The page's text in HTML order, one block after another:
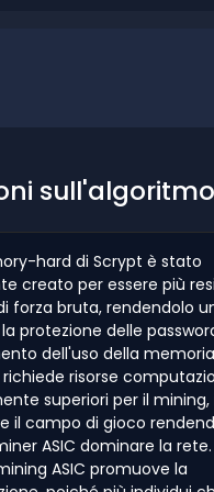
hard di Scrypt è stato
creato per essere più
forza bruta, rendendolo
protezione delle
dell'uso della memoria
richiede risorse
superiori per il mining,
il campo di gioco
ASIC dominare la
ASIC promuove la